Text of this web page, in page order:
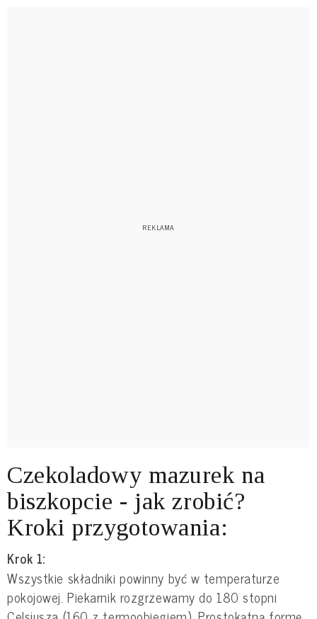
Czekoladowy mazurek na
biszkopcie - jak zrobić?
Kroki przygotowania:
Krok 1:
Wszystkie składniki powinny być w temperaturze
pokojowej. Piekarnik rozgrzewamy do 180 stopni